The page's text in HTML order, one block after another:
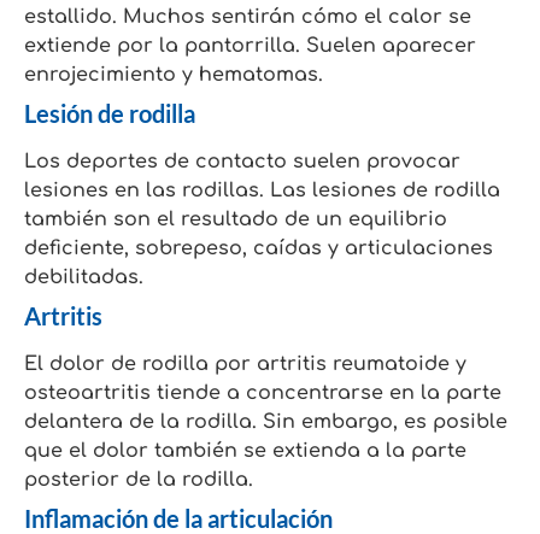
estallido. Muchos sentirán cómo el calor se
extiende por la pantorrilla. Suelen aparecer
enrojecimiento y hematomas.
Lesión de rodilla
Los deportes de contacto suelen provocar
lesiones en las rodillas. Las lesiones de rodilla
también son el resultado de un equilibrio
deficiente, sobrepeso, caídas y articulaciones
debilitadas.
Artritis
El dolor de rodilla por artritis reumatoide y
osteoartritis tiende a concentrarse en la parte
delantera de la rodilla. Sin embargo, es posible
que el dolor también se extienda a la parte
posterior de la rodilla.
Inflamación de la articulación